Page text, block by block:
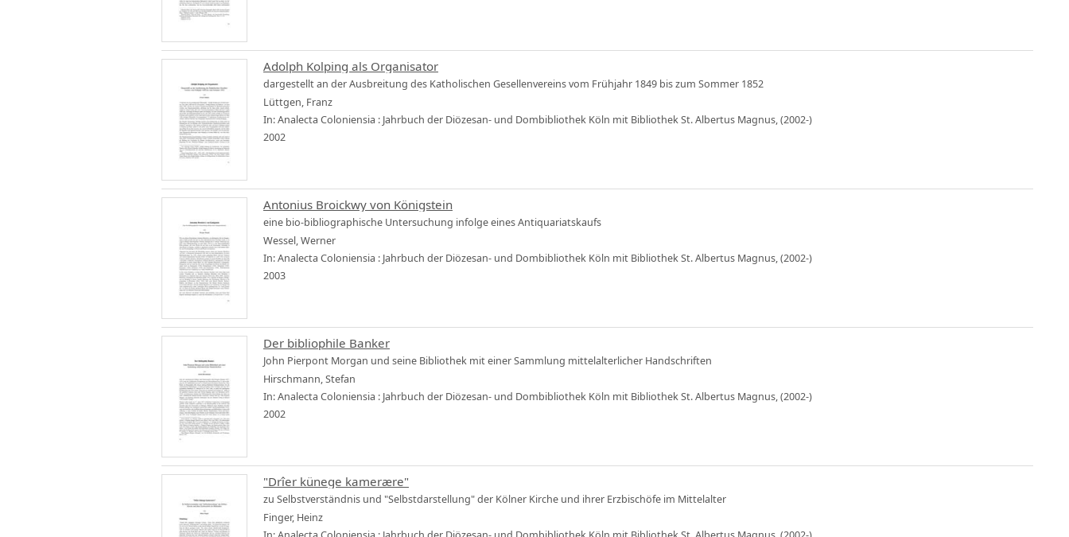
Adolph Kolping als Organisator
dargestellt an der Ausbreitung des Katholischen Gesellenvereins vom Frühjahr 1849 bis zum Sommer 1852
Lüttgen, Franz
In: Analecta Coloniensia : Jahrbuch der Diözesan- und Dombibliothek Köln mit Bibliothek St. Albertus Magnus, (2002-)
2002
Antonius Broickwy von Königstein
eine bio-bibliographische Untersuchung infolge eines Antiquariatskaufs
Wessel, Werner
In: Analecta Coloniensia : Jahrbuch der Diözesan- und Dombibliothek Köln mit Bibliothek St. Albertus Magnus, (2002-)
2003
Der bibliophile Banker
John Pierpont Morgan und seine Bibliothek mit einer Sammlung mittelalterlicher Handschriften
Hirschmann, Stefan
In: Analecta Coloniensia : Jahrbuch der Diözesan- und Dombibliothek Köln mit Bibliothek St. Albertus Magnus, (2002-)
2002
"Drîer künege kamerære"
zu Selbstverständnis und "Selbstdarstellung" der Kölner Kirche und ihrer Erzbischöfe im Mittelalter
Finger, Heinz